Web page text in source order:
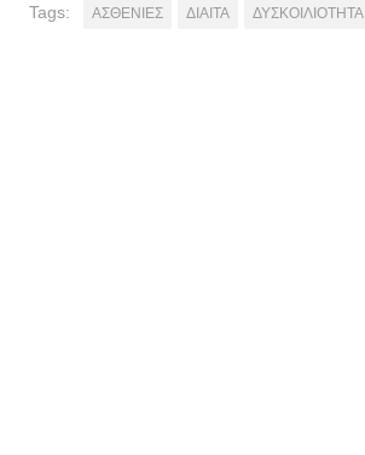
Tags: ΑΣΘΕΝΙΕΣ ΔΙΑΙΤΑ ΔΥΣΚΟΙΛΙΟΤΗΤΑ